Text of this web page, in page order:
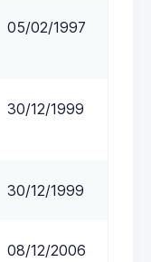
05/02/1997
30/12/1999
30/12/1999
08/12/2006